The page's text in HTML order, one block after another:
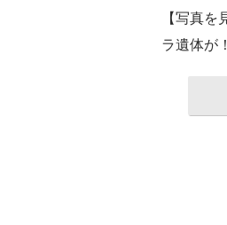
【写真
ラ遺体が